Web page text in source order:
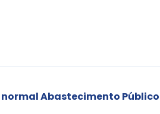
Abastecimento